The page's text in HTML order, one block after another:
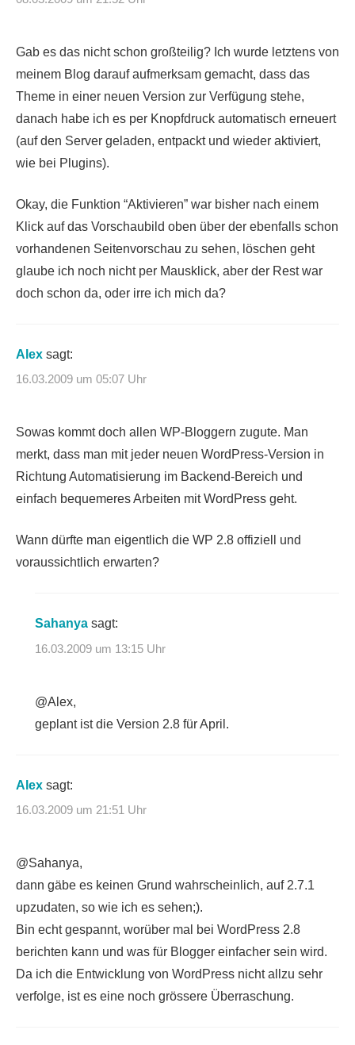
Gab es das nicht schon großteilig? Ich wurde letztens von
meinem Blog darauf aufmerksam gemacht, dass das
Theme in einer neuen Version zur Verfügung stehe,
danach habe ich es per Knopfdruck automatisch erneuert
(auf den Server geladen, entpackt und wieder aktiviert,
wie bei Plugins).
Okay, die Funktion “Aktivieren” war bisher nach einem
Klick auf das Vorschaubild oben über der ebenfalls schon
vorhandenen Seitenvorschau zu sehen, löschen geht
glaube ich noch nicht per Mausklick, aber der Rest war
doch schon da, oder irre ich mich da?
Alex sagt:
16.03.2009 um 05:07 Uhr
Sowas kommt doch allen WP-Bloggern zugute. Man
merkt, dass man mit jeder neuen WordPress-Version in
Richtung Automatisierung im Backend-Bereich und
einfach bequemeres Arbeiten mit WordPress geht.
Wann dürfte man eigentlich die WP 2.8 offiziell und
voraussichtlich erwarten?
Sahanya sagt:
16.03.2009 um 13:15 Uhr
@Alex,
geplant ist die Version 2.8 für April.
Alex sagt:
16.03.2009 um 21:51 Uhr
@Sahanya,
dann gäbe es keinen Grund wahrscheinlich, auf 2.7.1
upzudaten, so wie ich es sehen;).
Bin echt gespannt, worüber mal bei WordPress 2.8
berichten kann und was für Blogger einfacher sein wird.
Da ich die Entwicklung von WordPress nicht allzu sehr
verfolge, ist es eine noch grössere Überraschung.